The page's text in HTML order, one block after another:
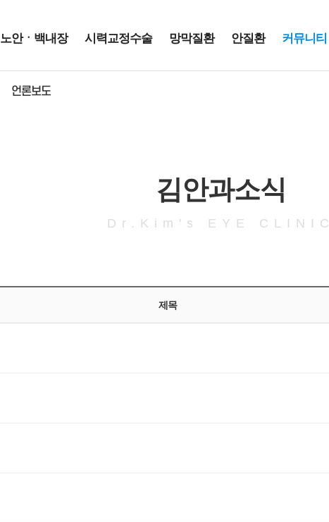
노안ㆍ백내장 시력교정수술 망막질환 안질환 커뮤니티
언론보도
김안과소식
Dr.Kim's EYE CLINIC
제목